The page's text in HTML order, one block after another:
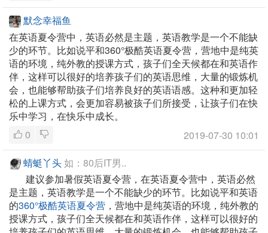
默念幸福鱼
在英语夏令营中，英语必然是主题，英语教学是一个不能缺
少的环节。比如说平和360°极酷英语夏令营，营地中是纯英
语的环境，纯外教的授课方式，孩子们全天候都在和英语作
伴，这样可以很好的培养孩子们的英语思维，大量的锻炼机
会，也能够帮助孩子们培养良好的英语语感。这种和更加轻
松的上课方式，会更加容易被孩子们所接受，让孩子们在快
乐中学习，在快乐中成长。
0
2019-07-30 10:01
蜻蜓丫头如：80后IT男..
建议参加暑假英语夏令营，在英语夏令营中，英语必然
是主题，英语教学是一个不能缺少的环节。比如说平和英语
的360°极酷英语夏令营 ，营地中是纯英语的环境，纯外教的
授课方式，孩子们全天候都在和英语作伴，这样可以很好的